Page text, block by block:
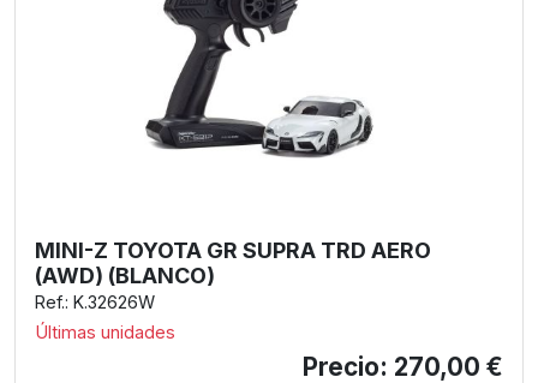
MINI-Z TOYOTA GR SUPRA TRD AERO
(AWD) (BLANCO)
Ref.: K.32626W
Últimas unidades
Precio: 270,00 €